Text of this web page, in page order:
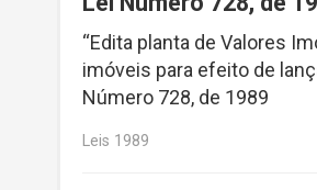
“Edita planta de Valores
imóveis para efeito de
Número 728, de 1989
Leis 1989